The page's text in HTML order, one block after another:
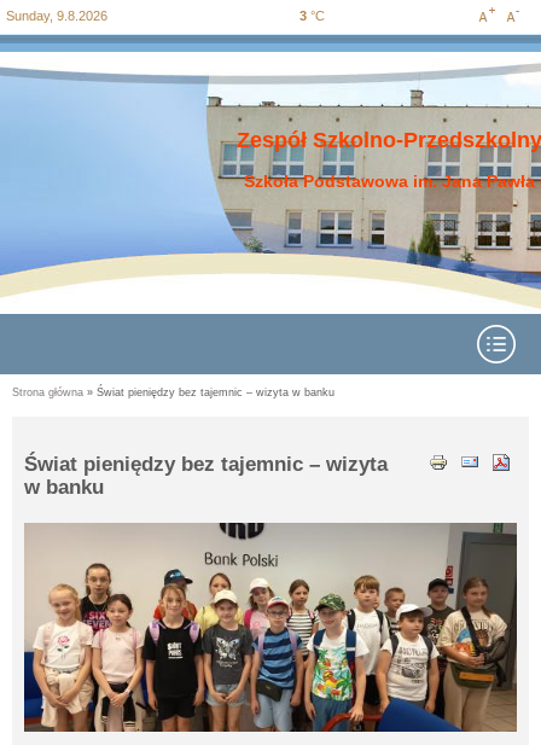
Przejdź
do
mapy
strony
Przejdź do
wyszukiwania
Przejdź
do menu
głównego
Przejdź
do
treści
Przejdź
do
stopki
Sunday, 9.8.2026 3 °C Increase
font size
font
Zespół Szkolno-
Szkoła Podstawowa im. Jana
Strona główna » Świat pieniędzy bez tajemnic – wizyta w banku
Świat pieniędzy bez tajemnic – wizyta
w banku